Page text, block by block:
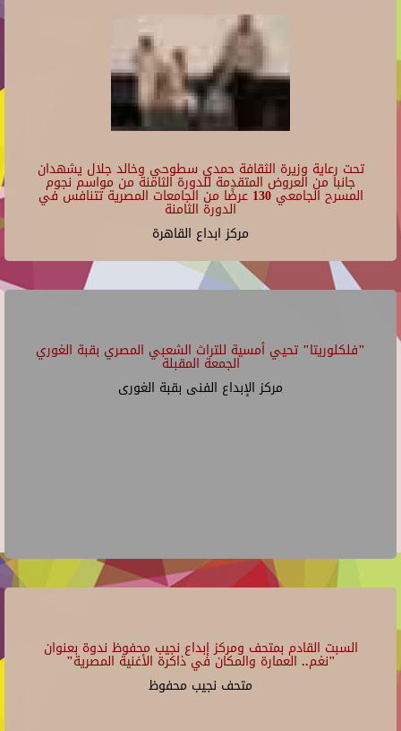
تحت رعاية وزيرة الثقافة حمدي سطوحي وخالد جلال يشهدان
جانبا من العروض المتقدمة للدورة الثامنة من مواسم نجوم
المسرح الجامعي 130 عرضًا من الجامعات المصرية تتنافس في
الدورة الثامنة
مركز ابداع القاهرة
"فلكلوريتا" تحيي أمسية للتراث الشعبي المصري بقبة الغوري
الجمعة المقبلة
مركز الإبداع الفنى بقبة الغورى
السبت القادم بمتحف ومركز إبداع نجيب محفوظ ندوة بعنوان
"نغم.. العمارة والمكان في ذاكرة الأغنية المصرية"
متحف نجيب محفوظ